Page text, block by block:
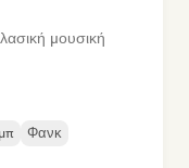
μουσική
Φανκ